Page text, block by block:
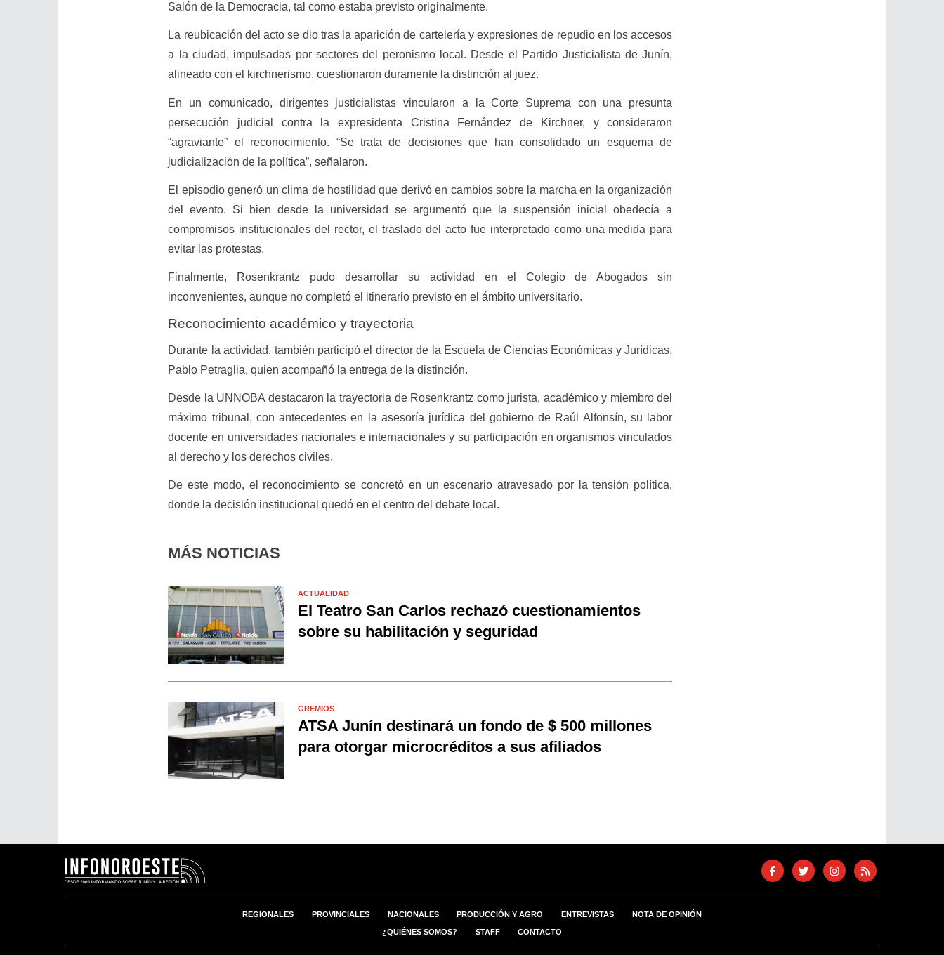
Salón de la Democracia, tal como estaba previsto originalmente.
La reubicación del acto se dio tras la aparición de cartelería y expresiones de repudio en los accesos
a la ciudad, impulsadas por sectores del peronismo local. Desde el Partido Justicialista de Junín,
alineado con el kirchnerismo, cuestionaron duramente la distinción al juez.
En un comunicado, dirigentes justicialistas vincularon a la Corte Suprema con una presunta
persecución judicial contra la expresidenta Cristina Fernández de Kirchner, y consideraron
“agraviante” el reconocimiento. “Se trata de decisiones que han consolidado un esquema de
judicialización de la política”, señalaron.
El episodio generó un clima de hostilidad que derivó en cambios sobre la marcha en la organización
del evento. Si bien desde la universidad se argumentó que la suspensión inicial obedecía a
compromisos institucionales del rector, el traslado del acto fue interpretado como una medida para
evitar las protestas.
Finalmente, Rosenkrantz pudo desarrollar su actividad en el Colegio de Abogados sin
inconvenientes, aunque no completó el itinerario previsto en el ámbito universitario.
Reconocimiento académico y trayectoria
Durante la actividad, también participó el director de la Escuela de Ciencias Económicas y Jurídicas,
Pablo Petraglia, quien acompañó la entrega de la distinción.
Desde la UNNOBA destacaron la trayectoria de Rosenkrantz como jurista, académico y miembro del
máximo tribunal, con antecedentes en la asesoría jurídica del gobierno de Raúl Alfonsín, su labor
docente en universidades nacionales e internacionales y su participación en organismos vinculados
al derecho y los derechos civiles.
De este modo, el reconocimiento se concretó en un escenario atravesado por la tensión política,
donde la decisión institucional quedó en el centro del debate local.
MÁS NOTICIAS
ACTUALIDAD
El Teatro San Carlos rechazó cuestionamientos
sobre su habilitación y seguridad
GREMIOS
ATSA Junín destinará un fondo de $ 500 millones
para otorgar microcréditos a sus afiliados
REGIONALES PROVINCIALES NACIONALES PRODUCCIÓN Y AGRO ENTREVISTAS NOTA DE OPINIÓN
¿QUIÉNES SOMOS? STAFF CONTACTO